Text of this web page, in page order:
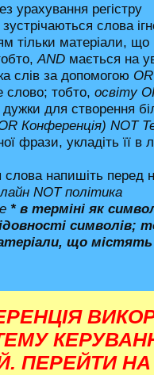
урахування регістру
слова
тільки матеріали, що
AND мається на
слів за допомогою
слово; тобто, освіту
для створення
Конференція) NOT
фрази, укладіть її в
напишіть перед
NOT політика
* в терміні як
символів;
що містять
ПЕРЕЙТИ